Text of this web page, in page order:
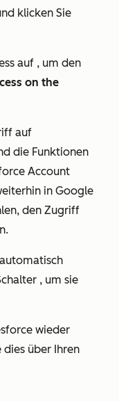
klicken Sie
auf , um den
on the
auf
die Funktionen
Account
in Google
den Zugriff
, um sie
wieder
dies über Ihren